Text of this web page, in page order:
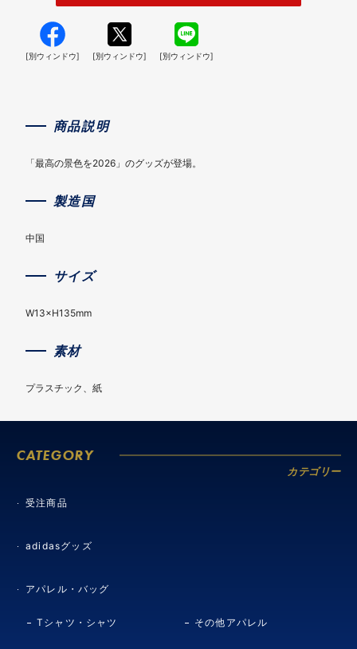
[別ウィンドウ] [別ウィンドウ] [別ウィンドウ]
商品説明
「最高の景色を2026」のグッズが登場。
製造国
中国
サイズ
W13×H135mm
素材
プラスチック、紙
CATEGORY
カテゴリー
受注商品
adidasグッズ
アパレル・バッグ
Tシャツ・シャツ その他アパレル